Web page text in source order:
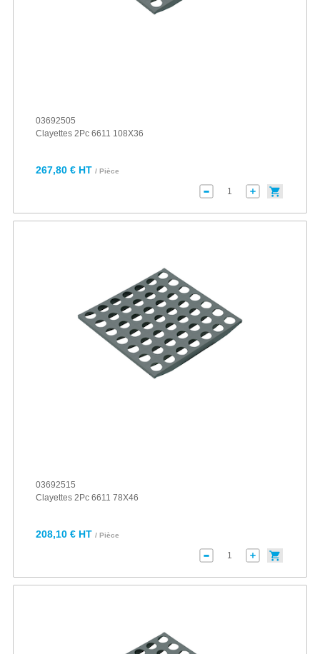
03692505
Clayettes 2Pc 6611 108X36
267,80 € HT / Pièce
03692515
Clayettes 2Pc 6611 78X46
208,10 € HT / Pièce